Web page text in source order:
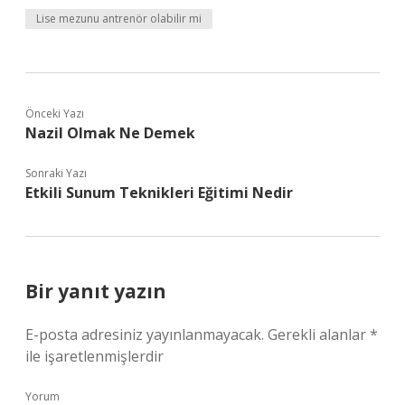
Lise mezunu antrenör olabilir mi
Önceki Yazı
Nazil Olmak Ne Demek
Sonraki Yazı
Etkili Sunum Teknikleri Eğitimi Nedir
Bir yanıt yazın
E-posta adresiniz yayınlanmayacak. Gerekli alanlar*
ile işaretlenmişlerdir
Yorum